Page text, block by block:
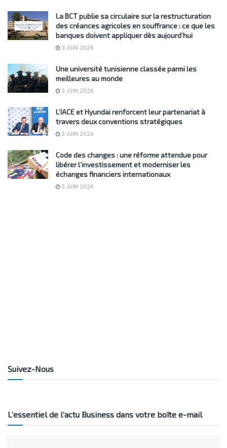
La BCT publie sa circulaire sur la restructuration
des créances agricoles en souffrance : ce que les
banques doivent appliquer dès aujourd’hui
3 JUIN 2026
Une université tunisienne classée parmi les
meilleures au monde
3 JUIN 2026
L’IACE et Hyundai renforcent leur partenariat à
travers deux conventions stratégiques
3 JUIN 2026
Code des changes : une réforme attendue pour
libérer l’investissement et moderniser les
échanges financiers internationaux
3 JUIN 2026
Suivez-Nous
L’essentiel de l’actu Business dans votre boîte e-mail